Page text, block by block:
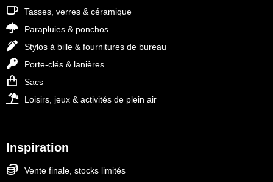
Tasses, verres & céramique
Parapluies & ponchos
Stylos à bille & fournitures de bureau
Porte-clés & lanières
Sacs
Loisirs, jeux & activités de plein air
Inspiration
Vente finale, stocks limités